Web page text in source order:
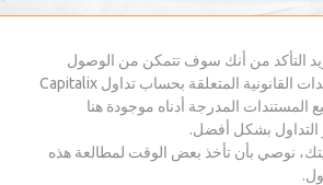
التأكد من أنك سوف تتمكن من الوصول
بسرعة إلى جميع المستندات القانونية المتعلقة بحساب تداول Capitalix
المدرجة أدناه موجودة هنا
التداول بشكل أفضل.
نوصي بأن تأخذ بعض الوقت لمطالعة هذه